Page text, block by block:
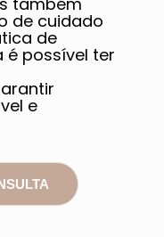
de cuidado
de
é possível ter
e